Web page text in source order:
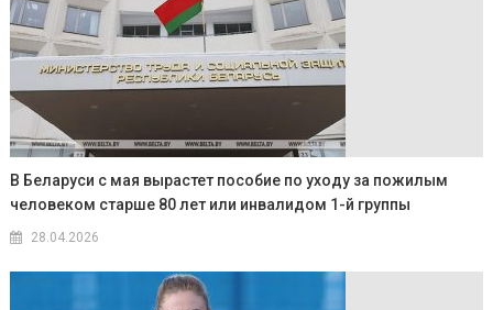
В Беларуси с мая вырастет пособие по уходу за пожилым
человеком старше 80 лет или инвалидом 1-й группы
28.04.2026